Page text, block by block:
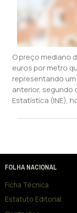
O preço mediano
euros por metro
representando
anterior, segundo
Estatística (INE),
FOLHA NACIONAL
Ficha Técnica
Estatuto Editorial